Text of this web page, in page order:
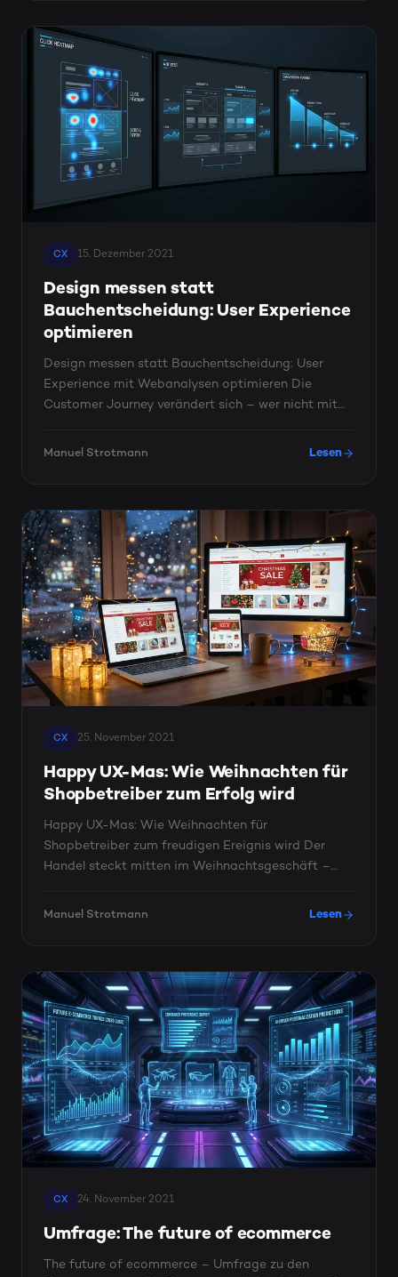
CX 15. Dezember 2021
Design messen statt
Bauchentscheidung: User Experience
optimieren
Design messen statt Bauchentscheidung: User
Experience mit Webanalysen optimieren Die
Customer Journey verändert sich – wer nicht mit
Manuel Strotmann Lesen
CX 25. November 2021
Happy UX-Mas: Wie Weihnachten für
Shopbetreiber zum Erfolg wird
Happy UX-Mas: Wie Weihnachten für
Shopbetreiber zum freudigen Ereignis wird Der
Handel steckt mitten im Weihnachtsgeschäft –
Manuel Strotmann Lesen
CX 24. November 2021
Umfrage: The future of ecommerce
The future of ecommerce – Umfrage zu den